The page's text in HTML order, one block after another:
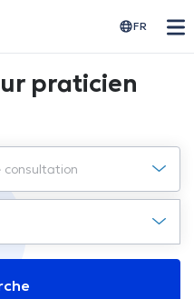
FR
praticien